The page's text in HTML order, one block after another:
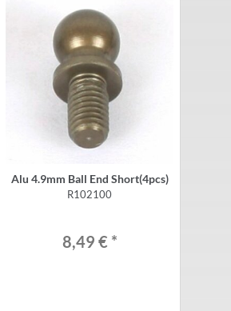
Alu 4.9mm Ball End Short(4pcs)
R102100
8,49 € *